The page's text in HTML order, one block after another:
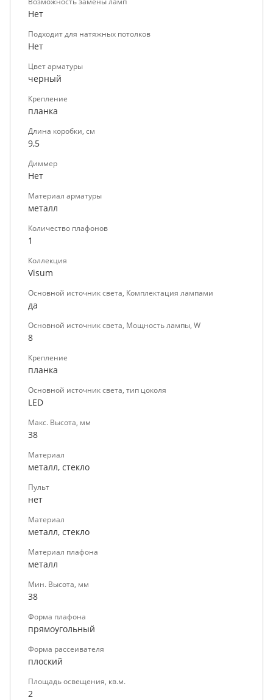
Нет
Подходит для натяжных потолков
Нет
Цвет арматуры
черный
Крепление
планка
Длина коробки, см
9,5
Диммер
Нет
Материал арматуры
металл
Количество плафонов
1
Коллекция
Visum
Основной источник света, Комплектация лампами
да
Основной источник света, Мощность лампы, W
8
Крепление
планка
Основной источник света, тип цоколя
LED
Макс. Высота, мм
38
Материал
металл, стекло
Пульт
нет
Материал
металл, стекло
Материал плафона
металл
Мин. Высота, мм
38
Форма плафона
прямоугольный
Форма рассеивателя
плоский
Площадь освещения, кв.м.
2